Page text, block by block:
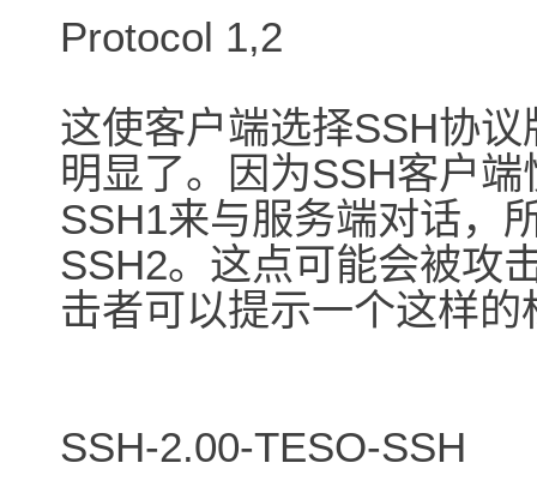
Protocol 1,2
这使客户端选择SSH协
明显了。因为SSH客户端
SSH1来与服务端对话，
SSH2。这点可能会被攻
击者可以提示一个这样
SSH-2.00-TESO-SSH